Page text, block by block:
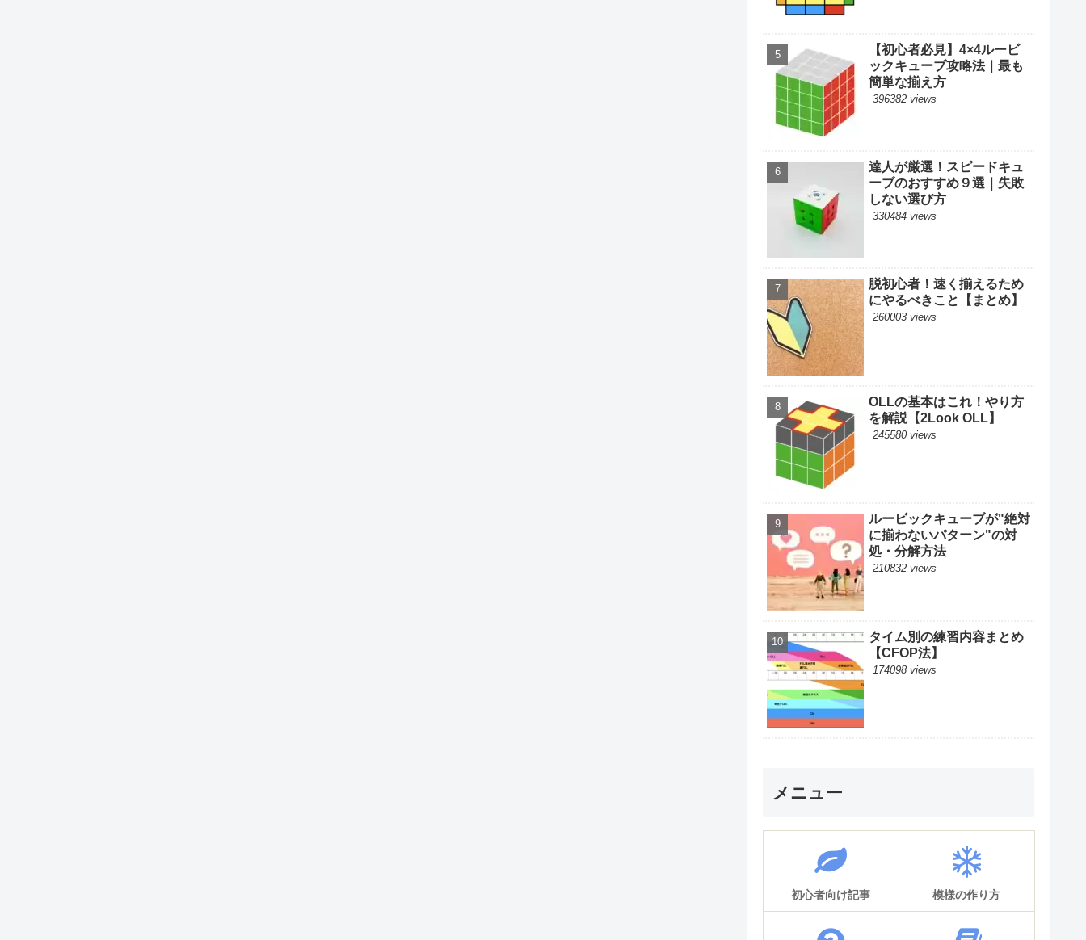
【初心者必見】4×4ルービ
ックキューブ攻略法｜最も
簡単な揃え方
396382 views
達人が厳選！スピードキュ
ーブのおすすめ９選｜失敗
しない選び方
330484 views
脱初心者！速く揃えるため
にやるべきこと【まとめ】
260003 views
OLLの基本はこれ！やり方
を解説【2Look OLL】
245580 views
ルービックキューブが"絶対
に揃わないパターン"の対
処・分解方法
210832 views
タイム別の練習内容まとめ
【CFOP法】
174098 views
メニュー
初心者向け記事 模様の作り方